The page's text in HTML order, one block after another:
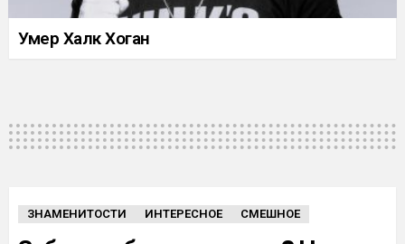
Умер Халк Хоган
ЗНАМЕНИТОСТИ ИНТЕРЕСНОЕ СМЕШНОЕ